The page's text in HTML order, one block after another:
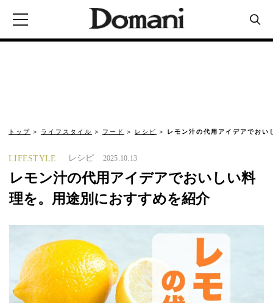
トップ ライフスタイル フード レシピ レモン汁の代用アイデアでお
LIFESTYLE レシピ 2025.10.13
レモン汁の代用アイデアでおいしい料
理を。用途別におすすめを紹介